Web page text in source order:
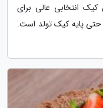
انتخابی عالی برای
پایه کیک تولد است.